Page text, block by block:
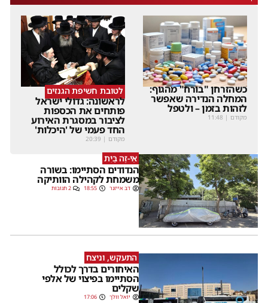
כשהזרחן "בורח" מהגוף:
המחלה הנדירה שאפשר
לזהות בזמן – ולטפל
מקודם |
11:48
לטובת חשיפת הגנזים
לראשונה: גדולי ישראל
פותחים את הכספות
לציבור במסגרת האירוע
החד פעמי של 'היכלות'
מקודם |
20:39
אֵי-זֶה בַּיִת
הנדודים הסתיימו: בשורה
משמחת לקהילה הוותיקה
דב אייזנר 18:55 2 תגובות
התעקש, וניצח
האיחורים בדרך לכולל
הסתיימו בפיצוי של אלפי
שקלים
יואל וולך 17:06